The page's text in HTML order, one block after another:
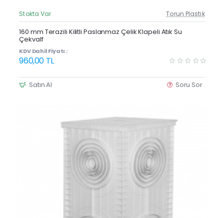
Güncel Fiyat
Stokta Var Torun Plastik
160 mm Terazili Kilitli Paslanmaz Çelik Klapeli Atık Su
Çekvalf
KDV Dahil Fiyatı :
960,00 TL
Satın Al Soru Sor